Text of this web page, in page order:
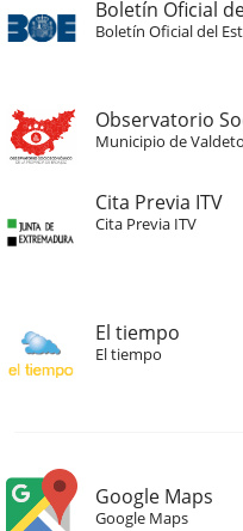
Boletín Oficial
Boletín Oficial del
Observatorio
Municipio de
Cita Previa ITV
Cita Previa ITV
El tiempo
El tiempo
Google Maps
Google Maps